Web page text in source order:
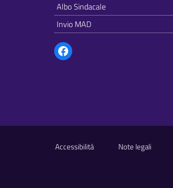
Albo Sindacale
Invio MAD
Facebook
Accessibilità Note legali